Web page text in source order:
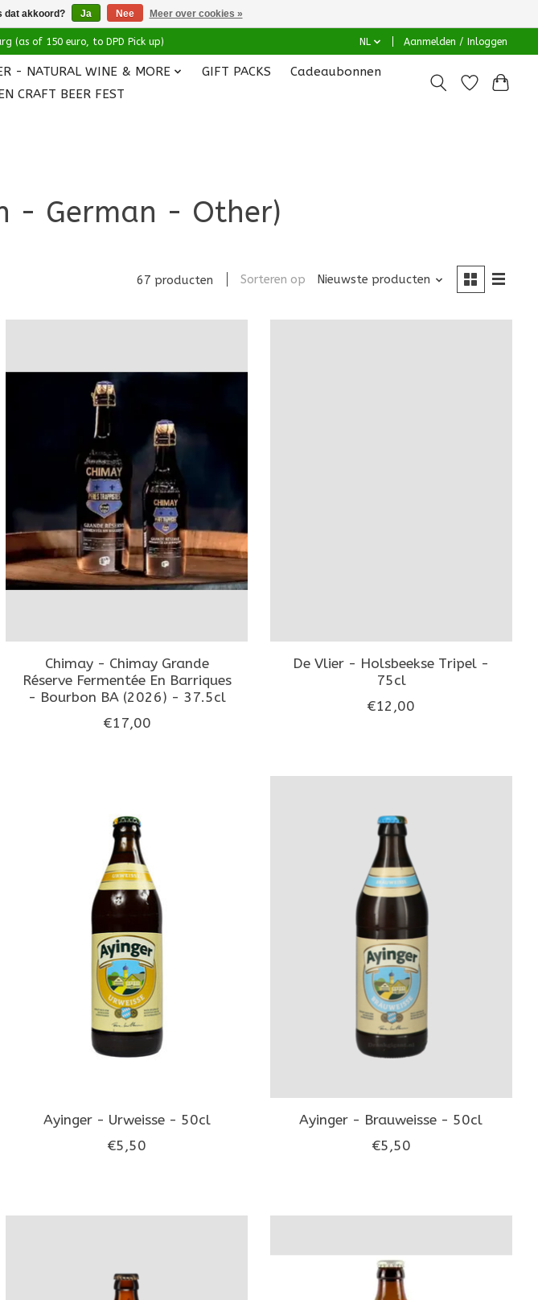
(as of 150 euro, to DPD Pick up) NL Aanmelden / Inloggen
- NATURAL WINE & MORE GIFT PACKS
Cadeaubonnen
CRAFT BEER FEST
- German - Other)
67 producten Sorteren op Nieuwste producten
Chimay - Chimay Grande
Réserve Fermentée En Barriques
- Bourbon BA (2026) - 37.5cl
€17,00
De Vlier - Holsbeekse Tripel -
75cl
€12,00
Ayinger - Urweisse - 50cl
€5,50
Ayinger - Brauweisse - 50cl
€5,50
dat akkoord? Ja Nee Meer over cookies »